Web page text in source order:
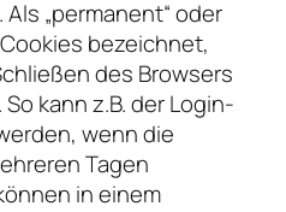
„permanent“ oder
bezeichnet,
des Browsers
kann z.B. der Login-
wenn die
Tagen
in einem